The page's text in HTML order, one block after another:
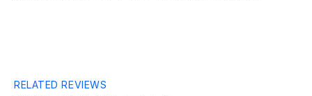
RELATED REVIEWS